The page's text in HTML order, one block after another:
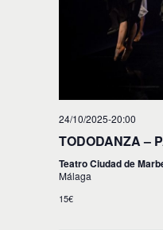
24/10/2025-20:00
TODODANZA –
Teatro Ciudad de
Málaga
15€